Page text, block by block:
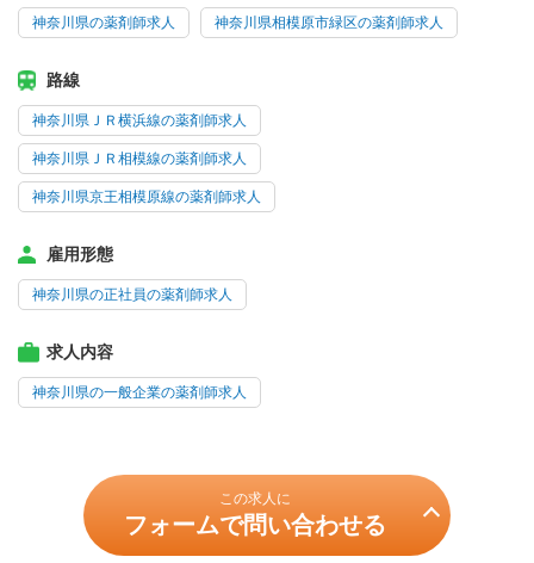
神奈川県の薬剤師求人 神奈川県相模原市緑区の薬剤師求人
路線
神奈川県ＪＲ横浜線の薬剤師求人
神奈川県ＪＲ相模線の薬剤師求人
神奈川県京王相模原線の薬剤師求人
雇用形態
神奈川県の正社員の薬剤師求人
求人内容
神奈川県の一般企業の薬剤師求人
この求人に
フォームで問い合わせる